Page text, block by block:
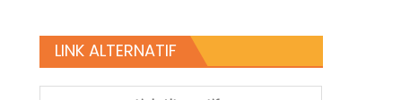
LINK ALTERNATIF